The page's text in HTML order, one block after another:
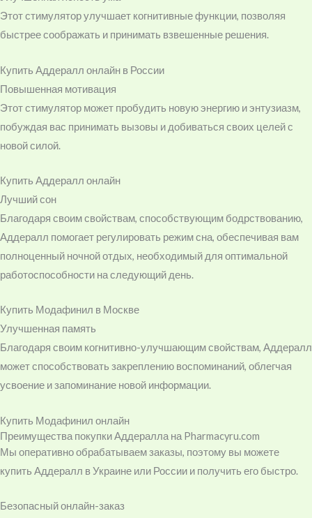
Этот стимулятор улучшает когнитивные функции, позволяя
быстрее соображать и принимать взвешенные решения.
Купить Аддералл онлайн в России
Повышенная мотивация
Этот стимулятор может пробудить новую энергию и энтузиазм,
побуждая вас принимать вызовы и добиваться своих целей с
новой силой.
Купить Аддералл онлайн
Лучший сон
Благодаря своим свойствам, способствующим бодрствованию,
Аддералл помогает регулировать режим сна, обеспечивая вам
полноценный ночной отдых, необходимый для оптимальной
работоспособности на следующий день.
Купить Модафинил в Москве
Улучшенная память
Благодаря своим когнитивно-улучшающим свойствам, Аддералл
может способствовать закреплению воспоминаний, облегчая
усвоение и запоминание новой информации.
Купить Модафинил онлайн
Преимущества покупки Аддералла на Pharmacyru.com
Мы оперативно обрабатываем заказы, поэтому вы можете
купить Аддералл в Украине или России и получить его быстро.
Безопасный онлайн-заказ